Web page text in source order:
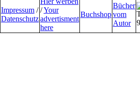
Impressum /
Datenschutz
/Your
advertisment
here
Buchshop
Bücher
vom
Autor